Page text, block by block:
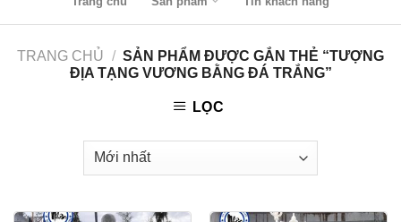
TRANG CHỦ / SẢN PHẨM ĐƯỢC GẮN THẺ “TƯỢNG
ĐỊA TẠNG VƯƠNG BẰNG ĐÁ TRẮNG”
LỌC